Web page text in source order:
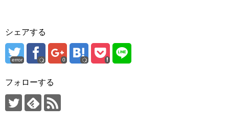
シェアする
error 0
フォローする